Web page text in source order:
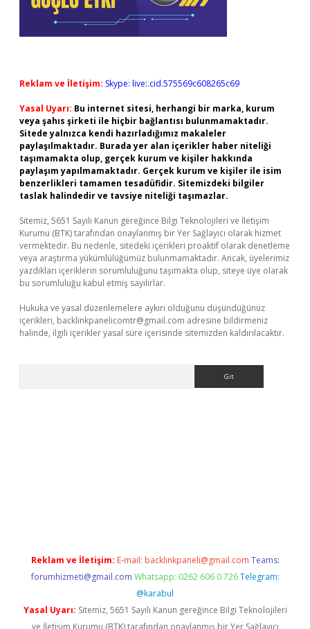
Reklam ve İletişim: Skype: live:.cid.575569c608265c69
Yasal Uyarı: Bu internet sitesi, herhangi bir marka, kurum
veya şahıs şirketi ile hiçbir bağlantısı bulunmamaktadır.
Sitede yalnızca kendi hazırladığımız makaleler
paylaşılmaktadır. Burada yer alan içerikler haber niteliği
taşımamakta olup, gerçek kurum ve kişiler hakkında
paylaşım yapılmamaktadır. Gerçek kurum ve kişiler ile isim
benzerlikleri tamamen tesadüfidir. Sitemizdeki bilgiler
taslak halindedir ve tavsiye niteliği taşımazlar.
Sitemiz, 5651 Sayılı Kanun gereğince Bilgi Teknolojileri ve İletişim
Kurumu (BTK) tarafından onaylanmış bir Yer Sağlayıcı olarak hizmet
vermektedir. Bu nedenle, sitedeki içerikleri proaktif olarak denetleme
veya araştırma yükümlülüğümüz bulunmamaktadır. Ancak, üyelerimiz
yazdıkları içeriklerin sorumluluğunu taşımakta olup, siteye üye olarak
bu sorumluluğu kabul etmiş sayılırlar.
Hukuka ve yasal düzenlemelere aykırı olduğunu düşündüğünüz
içerikleri, backlinkpanelicomtr@gmail.com adresine bildirmeniz
halinde, ilgili içerikler yasal süre içerisinde sitemizden kaldırılacaktır.
Reklam ve İletişim: E-mail: backlinkpaneli@gmail.com Teams:
forumhizmeti@gmail.com Whatsapp: 0262 606 0 726 Telegram:
@karabul
Yasal Uyarı: Sitemiz, 5651 Sayılı Kanun gereğince Bilgi Teknolojileri
ve İletişim Kurumu (BTK) tarafından onaylanmış bir Yer Sağlayıcı